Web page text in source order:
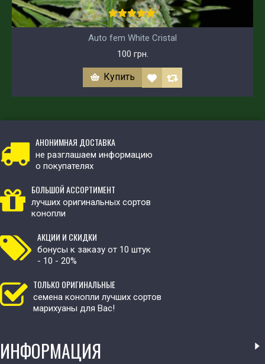
Auto fem White Cristal
100 грн.
Купить
АНОНИМНАЯ ДОСТАВКА
не разглашаем информацию
о покупателях
БОЛЬШОЙ АССОРТИМЕНТ
лучших оригинальных сортов
конопли
АКЦИИ И СКИДКИ
бонусы к заказу от 10 штук
- 10 - 20%
ТОЛЬКО ОРИГИНАЛЬНЫЕ
семена конопли лучших сортов
марихуаны для Вас!
ИНФОРМАЦИЯ